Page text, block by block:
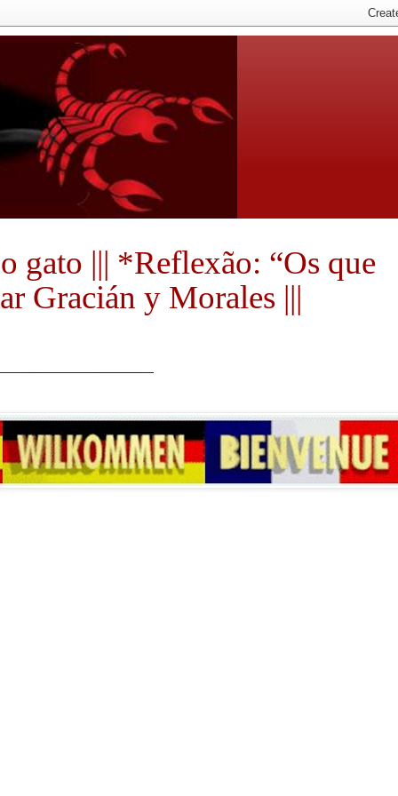
gato ||| *Reflexão: “Os que
Gracián y Morales |||